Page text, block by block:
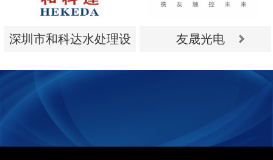
深圳市和科达水处理设
深圳市和科达水处理设
备有限公司
友晟光电